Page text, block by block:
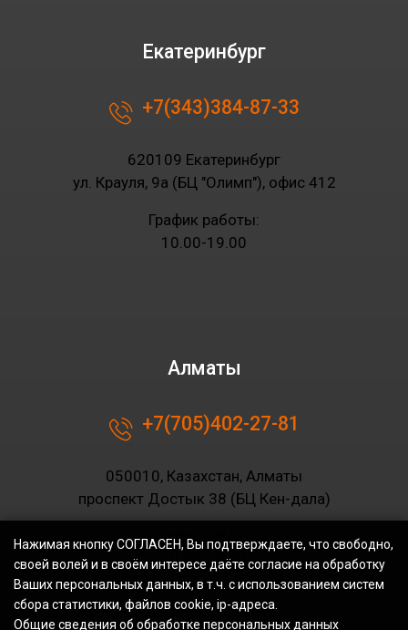
Екатеринбург
+7(343)384-87-33
620109 Екатеринбург
ул. Крауля, 9а (БЦ "Олимп"), офис 412
График работы:
10.00-19.00
Алматы
+7(705)402-27-81
050010, Казахстан, Алматы
проспект Достык 38 (БЦ Кен-дала)
График работы:
10.00-19.00
Нажимая кнопку СОГЛАСЕН, Вы подтверждаете, что свободно,
своей волей и в своём интересе даёте согласие на обработку
Ваших персональных данных, в т.ч. с использованием систем
сбора статистики, файлов cookie, ip-адреса.
Общие сведения об обработке персональных данных